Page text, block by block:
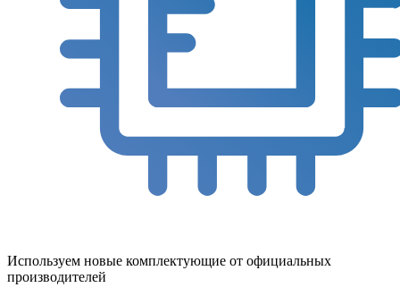
Используем новые комплектующие от официальных
производителей